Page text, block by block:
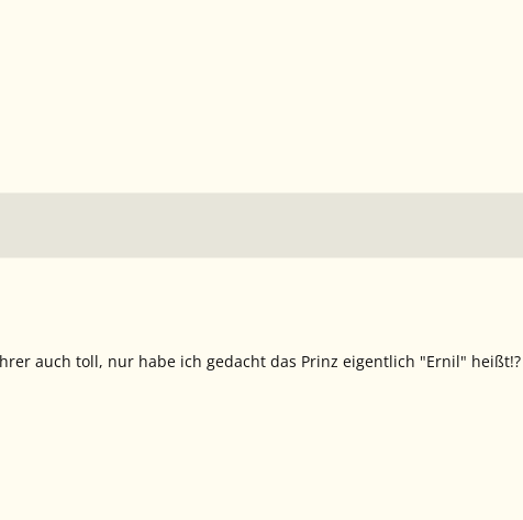
auch toll, nur habe ich gedacht das Prinz eigentlich "Ernil"